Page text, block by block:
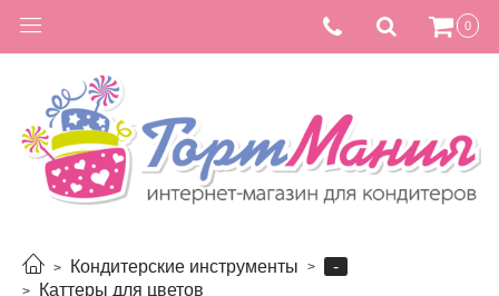
0
Кондитерские инструменты
-
Каттеры для цветов